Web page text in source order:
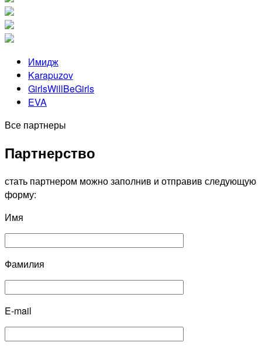
Имидж
Karapuzov
GirlsWillBeGirls
EVA
Все партнеры
Партнерство
стать партнером можно заполнив и отправив следующую
форму:
Имя
Фамилия
E-mail